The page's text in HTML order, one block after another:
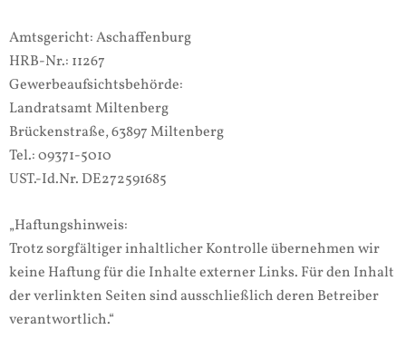
Amtsgericht: Aschaffenburg
HRB-Nr.: 11267
Gewerbeaufsichtsbehörde:
Landratsamt Miltenberg
Brückenstraße, 63897 Miltenberg
Tel.: 09371-5010
UST.-Id.Nr. DE272591685
„Haftungshinweis:
Trotz sorgfältiger inhaltlicher Kontrolle übernehmen wir
keine Haftung für die Inhalte externer Links. Für den Inhalt
der verlinkten Seiten sind ausschließlich deren Betreiber
verantwortlich.“